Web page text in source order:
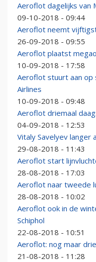
Aeroflot dagelijks van
09-10-2018 - 09:44
Aeroflot neemt
26-09-2018 - 09:55
Aeroflot plaatst
10-09-2018 - 17:58
Aeroflot stuurt aan op
Airlines
10-09-2018 - 09:48
Aeroflot driemaal
04-09-2018 - 12:53
Vitaly Savelyev
29-08-2018 - 11:43
Aeroflot start
28-08-2018 - 17:03
Aeroflot naar tweede
28-08-2018 - 10:02
Aeroflot ook in de
Schiphol
22-08-2018 - 10:51
Aeroflot: nog maar
21-08-2018 - 11:28